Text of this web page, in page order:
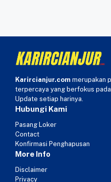
Karircianjur.com merupakan
terpercaya yang berfokus
Update setiap harinya.
Hubungi Kami
Pasang Loker
Contact
Konfirmasi Penghapusan
More Info
Disclaimer
Privacy